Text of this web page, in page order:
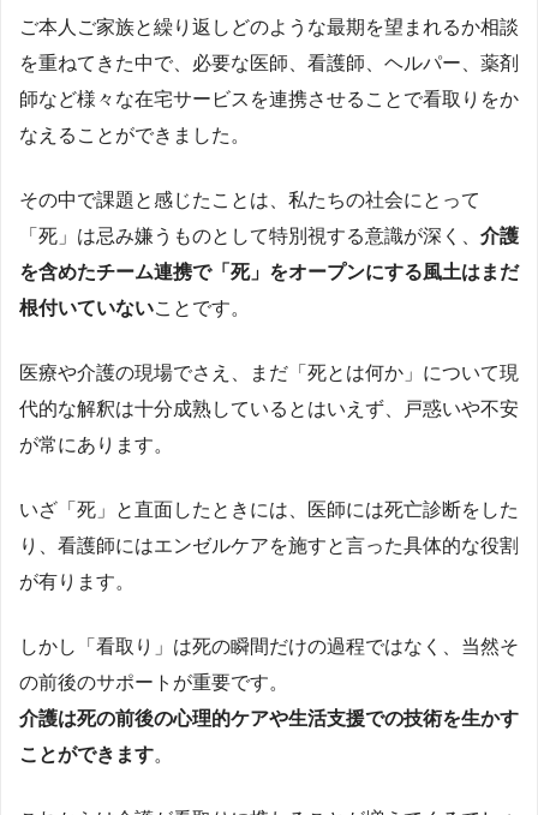
ご本人ご家族と繰り返しどのような最期を望まれるか相談
を重ねてきた中で、必要な医師、看護師、ヘルパー、薬剤
師など様々な在宅サービスを連携させることで看取りをか
なえることができました。
その中で課題と感じたことは、私たちの社会にとって
「死」は忌み嫌うものとして特別視する意識が深く、 介護
を含めたチーム連携で「死」をオープンにする風土はまだ
根付いていないことです。
医療や介護の現場でさえ、まだ「死とは何か」について現
代的な解釈は十分成熟しているとはいえず、戸惑いや不安
が常にあります。
いざ「死」と直面したときには、医師には死亡診断をした
り、看護師にはエンゼルケアを施すと言った具体的な役割
が有ります。
しかし「看取り」は死の瞬間だけの過程ではなく、当然そ
の前後のサポートが重要です。
介護は死の前後の心理的ケアや生活支援での技術を生かす
ことができます。